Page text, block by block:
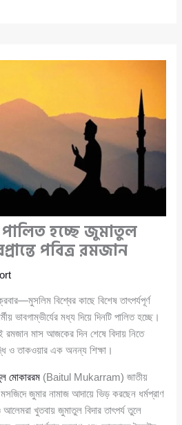
পালিত হচ্ছে জুমাতুল
পবিত্র রমজান
বিশ্বের কাছে বিশেষ তাৎপর্যপূর্ণ
ভাবগাম্ভীর্যের মধ্য দিয়ে দিনটি পালিত হচ্ছে।
রমজান মাস আজকের দিন শেষে বিদায় নিতে
ও তাকওয়ার এক অনন্য শিক্ষা।
মোকাররম (Baitul Mukarram) জাতীয়
জুমার নামাজ আদায়ে ভিড় করছেন ধর্মপ্রাণ
খুতবায় জুমাতুল বিদার তাৎপর্য তুলে